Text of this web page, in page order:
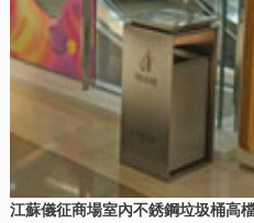
江蘇儀征商場室內不銹鋼垃圾桶高